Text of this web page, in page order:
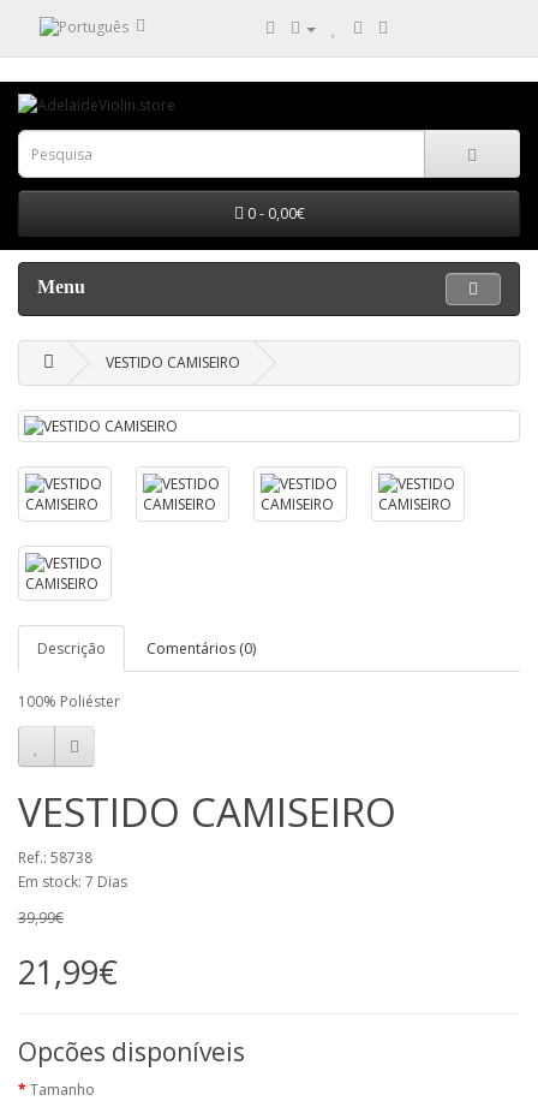
0 - 0,00€
Menu
VESTIDO CAMISEIRO
Descrição Comentários (0)
100% Poliéster
VESTIDO CAMISEIRO
Ref.: 58738
Em stock: 7 Dias
39,99€
21,99€
Opcões disponíveis
Tamanho